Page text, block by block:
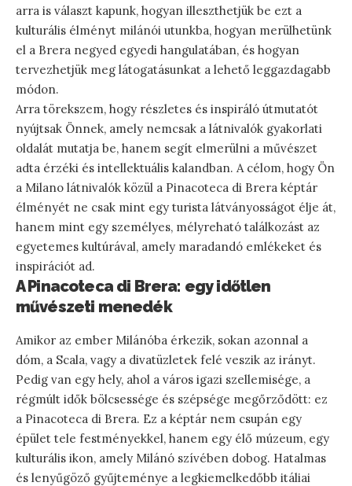
arra is választ kapunk, hogyan illeszthetjük be ezt a
kulturális élményt milánói utunkba, hogyan merülhetünk
el a Brera negyed egyedi hangulatában, és hogyan
tervezhetjük meg látogatásunkat a lehető leggazdagabb
módon.
Arra törekszem, hogy részletes és inspiráló útmutatót
nyújtsak Önnek, amely nemcsak a látnivalók gyakorlati
oldalát mutatja be, hanem segít elmerülni a művészet
adta érzéki és intellektuális kalandban. A célom, hogy Ön
a Milano látnivalók közül a Pinacoteca di Brera képtár
élményét ne csak mint egy turista látványosságot élje át,
hanem mint egy személyes, mélyreható találkozást az
egyetemes kultúrával, amely maradandó emlékeket és
inspirációt ad.
A Pinacoteca di Brera: egy időtlen
művészeti menedék
Amikor az ember Milánóba érkezik, sokan azonnal a
dóm, a Scala, vagy a divatüzletek felé veszik az irányt.
Pedig van egy hely, ahol a város igazi szellemisége, a
régmúlt idők bölcsessége és szépsége megőrződött: ez
a Pinacoteca di Brera. Ez a képtár nem csupán egy
épület tele festményekkel, hanem egy élő múzeum, egy
kulturális ikon, amely Milánó szívében dobog. Hatalmas
és lenyűgöző gyűjteménye a legkiemelkedőbb itáliai